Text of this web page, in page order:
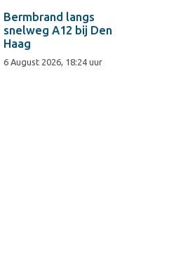
Bermbrand langs
snelweg A12 bij Den
Haag
6 August 2026, 18:24 uur